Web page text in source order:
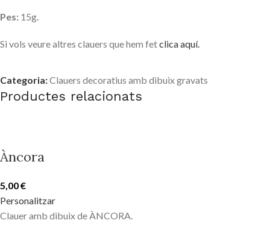
Pes: 15g.
Si vols veure altres clauers que hem fetclica aquí.
Categoria:Clauers decoratius amb dibuix gravats
Productes relacionats
Àncora
5,00€
Personalitzar
Clauer amb dibuix de ÀNCORA.